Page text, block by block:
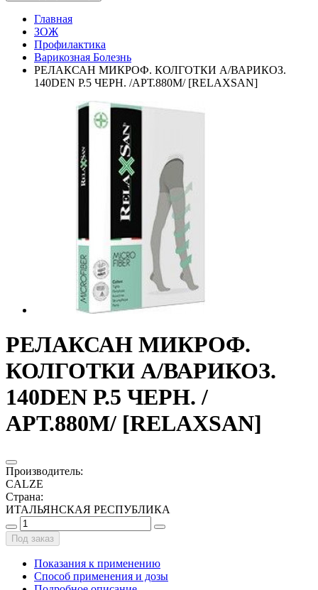
Главная
ЗОЖ
Профилактика
Варикозная Болезнь
РЕЛАКСАН МИКРОФ. КОЛГОТКИ А/ВАРИКОЗ.
140DEN Р.5 ЧЕРН. /АРТ.880М/ [RELAXSAN]
РЕЛАКСАН МИКРОФ.
КОЛГОТКИ А/ВАРИКОЗ.
140DEN Р.5 ЧЕРН. /
АРТ.880М/ [RELAXSAN]
Производитель:
CALZE
Страна:
ИТАЛЬЯНСКАЯ РЕСПУБЛИКА
Под заказ
Показания к применению
Способ применения и дозы